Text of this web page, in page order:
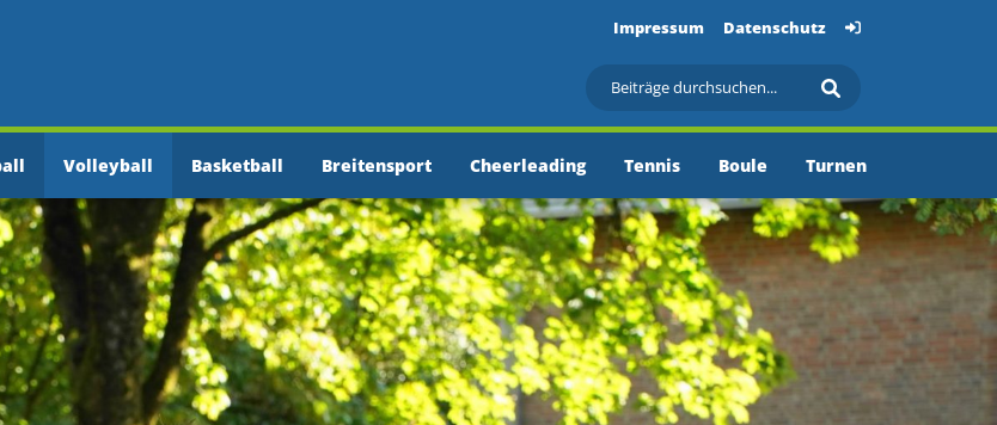
Impressum Datenschutz
Volleyball Basketball Breitensport Cheerleading Tennis Boule Turnen